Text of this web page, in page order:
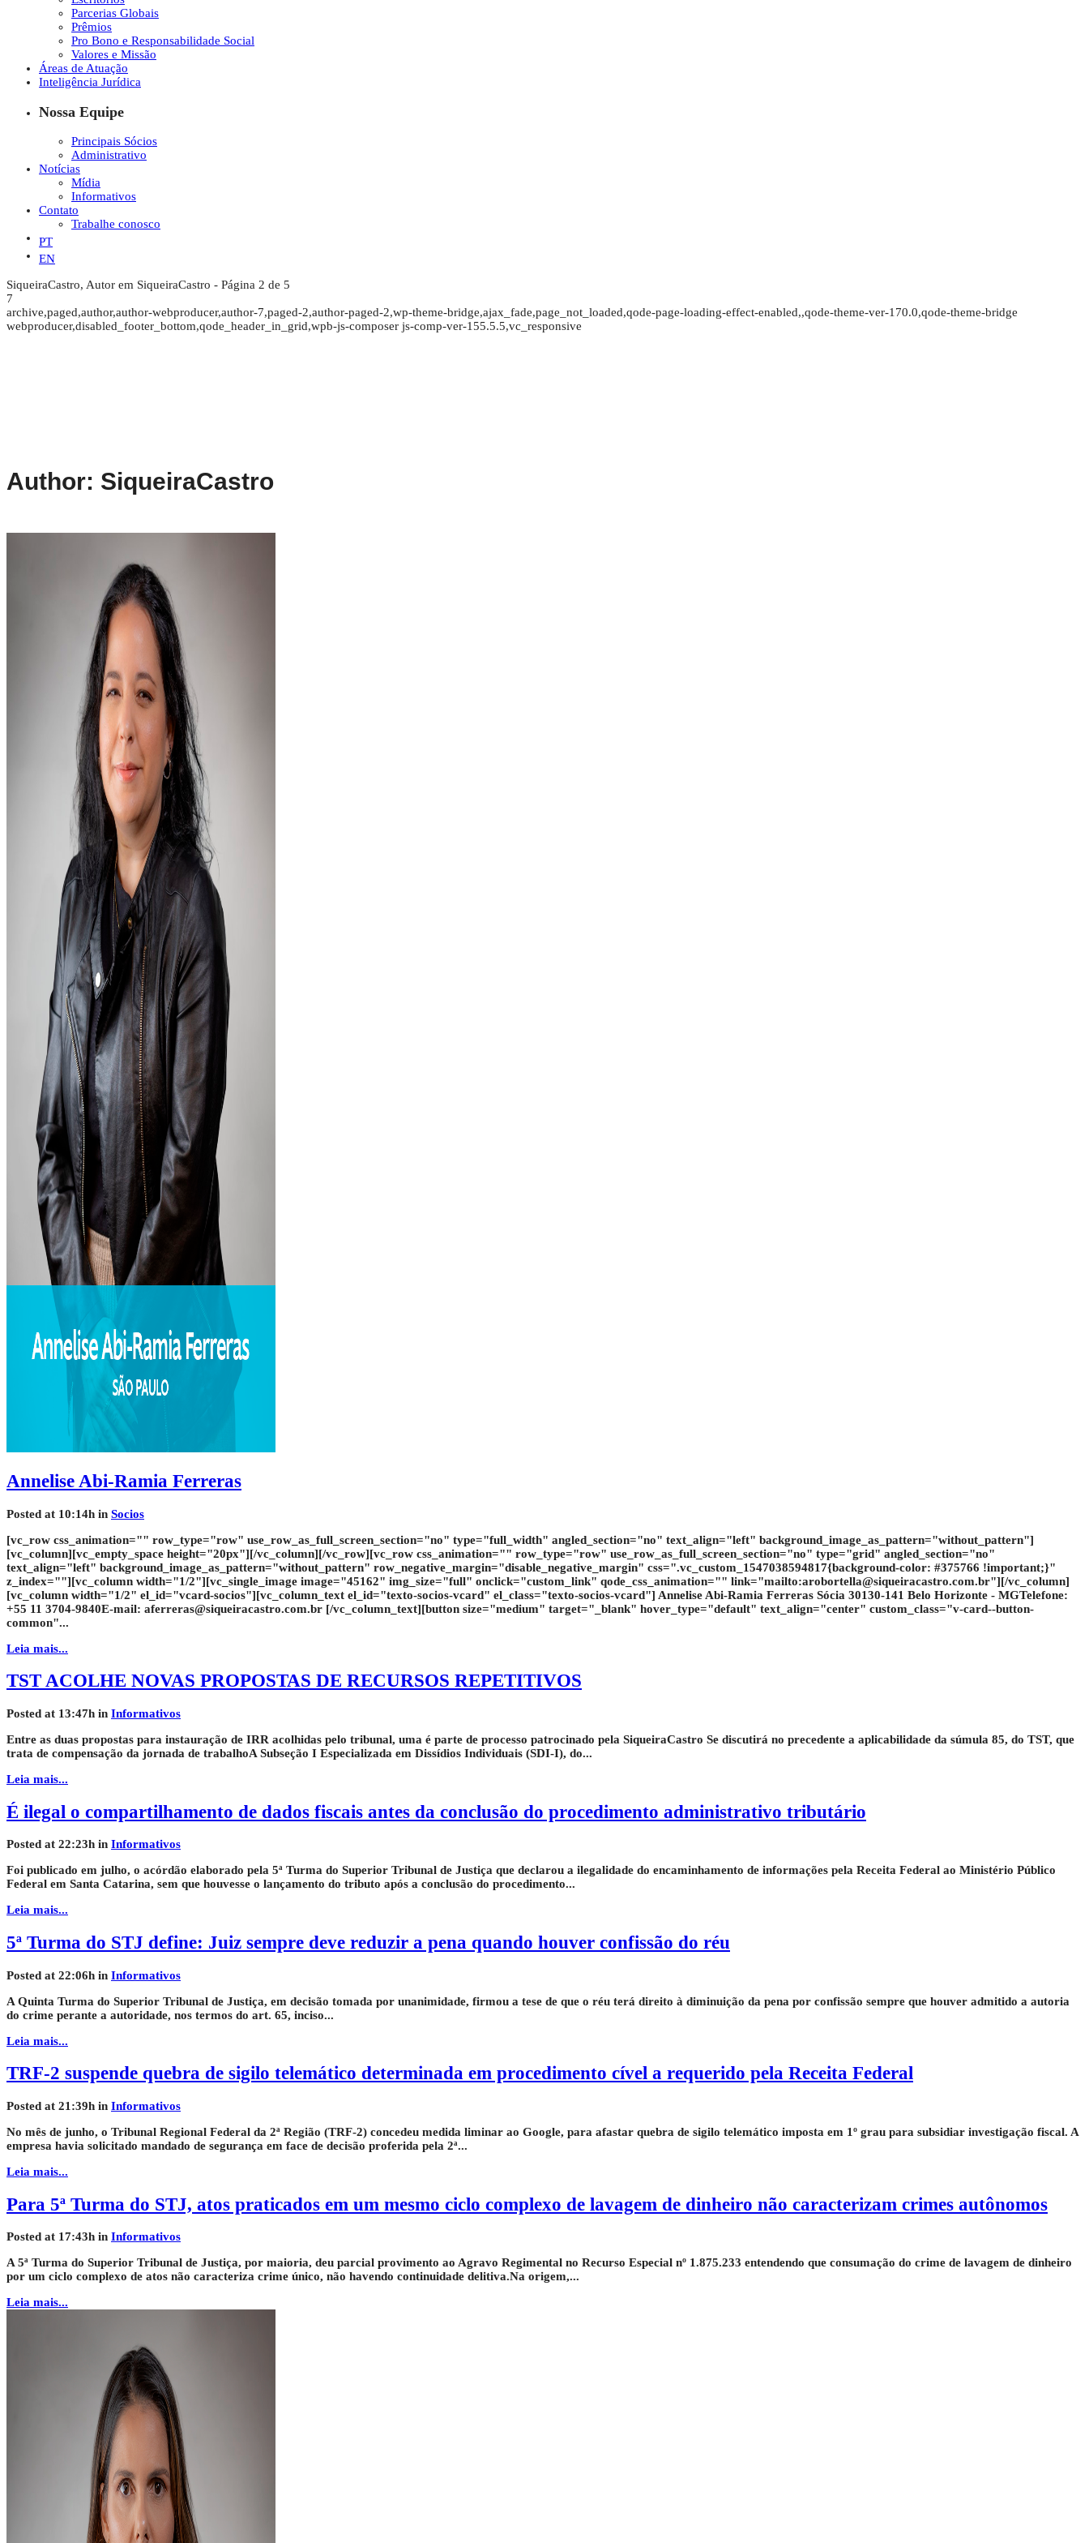
Parcerias Globais
Prêmios
Pro Bono e Responsabilidade Social
Valores e Missão
Áreas de Atuação
Inteligência Jurídica
Nossa Equipe
Principais Sócios
Administrativo
Notícias
Mídia
Informativos
Contato
Trabalhe conosco
PT
EN
SiqueiraCastro, Autor em SiqueiraCastro - Página 2 de 5
7
archive,paged,author,author-webproducer,author-7,paged-2,author-paged-2,wp-theme-bridge,ajax_fade,page_not_loaded,qode-page-loading-effect-enabled,,qode-theme-ver-170.0,qode-theme-bridge
webproducer,disabled_footer_bottom,qode_header_in_grid,wpb-js-composer js-comp-ver-155.5.5,vc_responsive
Author: SiqueiraCastro
Annelise Abi-Ramia Ferreras
Posted at 10:14h in Socios
[vc_row css_animation="" row_type="row" use_row_as_full_screen_section="no" type="full_width" angled_section="no" text_align="left" background_image_as_pattern="without_pattern"]
[vc_column][vc_empty_space height="20px"][/vc_column][/vc_row][vc_row css_animation="" row_type="row" use_row_as_full_screen_section="no" type="grid" angled_section="no"
text_align="left" background_image_as_pattern="without_pattern" row_negative_margin="disable_negative_margin" css=".vc_custom_1547038594817{background-color: #375766 !important;}"
z_index=""][vc_column width="1/2"][vc_single_image image="45162" img_size="full" onclick="custom_link" qode_css_animation="" link="mailto:arobortella@siqueiracastro.com.br"][/vc_column]
[vc_column width="1/2" el_id="vcard-socios"][vc_column_text el_id="texto-socios-vcard" el_class="texto-socios-vcard"] Annelise Abi-Ramia Ferreras Sócia 30130-141 Belo Horizonte - MGTelefone:
+55 11 3704-9840E-mail: aferreras@siqueiracastro.com.br [/vc_column_text][button size="medium" target="_blank" hover_type="default" text_align="center" custom_class="v-card--button-
common"...
Leia mais...
TST ACOLHE NOVAS PROPOSTAS DE RECURSOS REPETITIVOS
Posted at 13:47h in Informativos
Entre as duas propostas para instauração de IRR acolhidas pelo tribunal, uma é parte de processo patrocinado pela SiqueiraCastro Se discutirá no precedente a aplicabilidade da súmula 85, do TST, que
trata de compensação da jornada de trabalhoA Subseção I Especializada em Dissídios Individuais (SDI-I), do...
Leia mais...
É ilegal o compartilhamento de dados fiscais antes da conclusão do procedimento administrativo tributário
Posted at 22:23h in Informativos
Foi publicado em julho, o acórdão elaborado pela 5ª Turma do Superior Tribunal de Justiça que declarou a ilegalidade do encaminhamento de informações pela Receita Federal ao Ministério Público
Federal em Santa Catarina, sem que houvesse o lançamento do tributo após a conclusão do procedimento...
Leia mais...
5ª Turma do STJ define: Juiz sempre deve reduzir a pena quando houver confissão do réu
Posted at 22:06h in Informativos
A Quinta Turma do Superior Tribunal de Justiça, em decisão tomada por unanimidade, firmou a tese de que o réu terá direito à diminuição da pena por confissão sempre que houver admitido a autoria
do crime perante a autoridade, nos termos do art. 65, inciso...
Leia mais...
TRF-2 suspende quebra de sigilo telemático determinada em procedimento cível a requerido pela Receita Federal
Posted at 21:39h in Informativos
No mês de junho, o Tribunal Regional Federal da 2ª Região (TRF-2) concedeu medida liminar ao Google, para afastar quebra de sigilo telemático imposta em 1º grau para subsidiar investigação fiscal. A
empresa havia solicitado mandado de segurança em face de decisão proferida pela 2ª...
Leia mais...
Para 5ª Turma do STJ, atos praticados em um mesmo ciclo complexo de lavagem de dinheiro não caracterizam crimes autônomos
Posted at 17:43h in Informativos
A 5ª Turma do Superior Tribunal de Justiça, por maioria, deu parcial provimento ao Agravo Regimental no Recurso Especial nº 1.875.233 entendendo que consumação do crime de lavagem de dinheiro
por um ciclo complexo de atos não caracteriza crime único, não havendo continuidade delitiva.Na origem,...
Leia mais...